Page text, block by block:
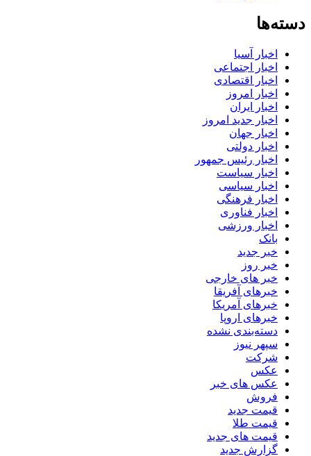
دسته‌ها
اخبار آسیا
اخبار اجتماعی
اخبار اقتصادی
اخبار امروز
اخبار ایران
اخبار جدید امروز
اخبار جهان
اخبار دولتی
اخبار رئیس جمهور
اخبار سیاست
اخبار سیاسی
اخبار فرهنگی
اخبار فناوری
اخبار ورزشی
بانک
خبر جدید
خبر روز
خبر های خارجی
خبرهای آفریقا
خبرهای آمریکا
خبرهای اروپا
دسته‌بندی نشده
سپهر نیوز
شرکت
عکس
عکس های خبر
فروش
قیمت جدید
قیمت طلا
قیمت های جدید
گزارش جدید